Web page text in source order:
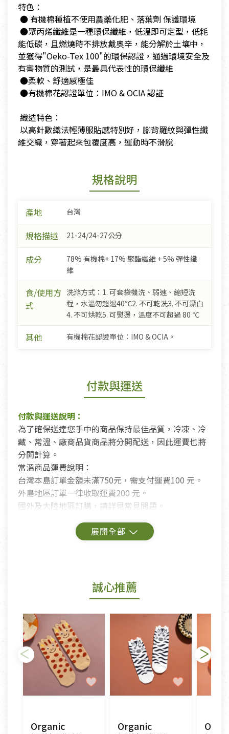
特色：
​ ● 有機棉種植不使用農藥化肥、落葉劑 保護環境
​ ●聚丙烯纖維是一種環保纖維，低溫即可定型，低耗
能低碳，且燃燒時不排放戴奧辛，能分解於土壤中，
並獲得"Oeko-Tex 100"的環保認證，通過環境安全及
有害物質的測試，是最具代表性的環保纖維
​ ●柔軟、舒適感極佳
​ ●有機棉花認證單位：IMO & OCIA 認証
​ 織造特色：
​ 以高針數織法輕薄服貼感特別好，腳背羅紋與彈性纖
維交織，穿著起來包覆度高，運動時不滑脫
規格說明
產地 台灣
規格描述 21-24/24-27公分
成分
78% 有機棉+ 17% 聚酯纖維 + 5% 彈性纖
維
食/使用方
式
洗滌方式：1. 可套袋機洗、弱速、縮短洗
程，水溫勿超過40℃2. 不可乾洗3. 不可漂白
4. 不可烘乾5. 可熨燙，溫度不可超過 80 ℃
其他 有機棉花認證單位：IMO & OCIA。
付款與運送
付款與運送說明：
為了確保送達您手中的商品保持最佳品質，冷凍、冷
藏、常溫、廠商品貨商品將分開配送，因此運費也將
分開計算。
常溫商品運費說明：
台灣本島訂單金額未滿750元，需支付運費100 元。
外島地區訂單一律收取運費200 元。
國外及大陸地區訂購，請詳見常見問題。
鑑賞期商品說明：
若您購買的商品有下列「不適用七天鑑賞期商品」情
形者，除商品瑕疵以外，恕不接受退換貨.
依消保法之規定提供該商品七天免費鑑賞期(含例假
日)的服務，原則上若商品未經使用或被汙損(除商品
瑕疵)，一般皆可申請退換貨。
不適用七天鑑賞期商品：
以數位或電磁紀錄形式儲存之商品、易於變質或損壞
接受原片換新。
誠心推薦
Organic
Organic